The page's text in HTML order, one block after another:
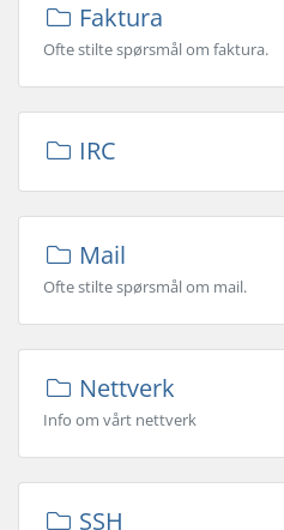
Faktura
Ofte stilte spørsmål om faktura.
IRC
Mail
Ofte stilte spørsmål om mail.
Nettverk
Info om vårt nettverk
SSH